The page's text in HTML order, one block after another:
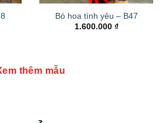
Bó hoa tình yêu – B47
1.600.000 ₫
thêm mẫu